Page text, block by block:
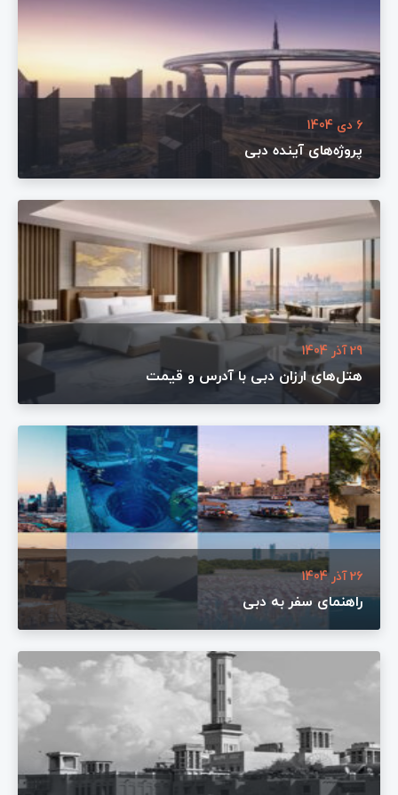
6 دی 1404
پروژه‌های آینده دبی
29 آذر 1404
هتل‌های ارزان دبی با آدرس و قیمت
26 آذر 1404
راهنمای سفر به دبی